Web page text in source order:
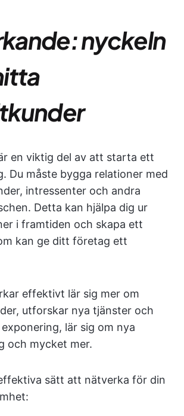
nyckeln
en viktig del av att starta ett
Du måste bygga relationer med
intressenter och andra
Detta kan hjälpa dig ur
i framtiden och skapa ett
kan ge ditt företag ett
effektivt lär sig mer om
utforskar nya tjänster och
lär sig om nya
och mycket mer.
sätt att nätverka för din